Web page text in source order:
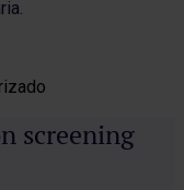
screening